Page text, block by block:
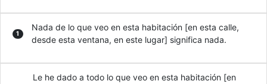
1
Nada de lo que veo en esta habitación [en esta calle,
desde esta ventana, en este lugar] significa nada.
Le he dado a todo lo que veo en esta habitación [en